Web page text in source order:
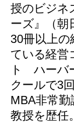
授のビジネ
ーズ』（朝
30冊以上の
ている経営
ト ハーバ
クールで3
MBA非常勤
教授を歴任